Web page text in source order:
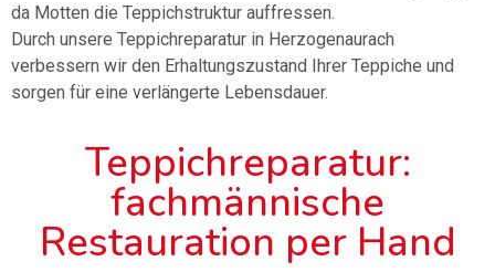
da Motten die Teppichstruktur auffressen.
Durch unsere Teppichreparatur in Herzogenaurach
verbessern wir den Erhaltungszustand Ihrer Teppiche und
sorgen für eine verlängerte Lebensdauer.
Teppichreparatur:
fachmännische
Restauration per Hand